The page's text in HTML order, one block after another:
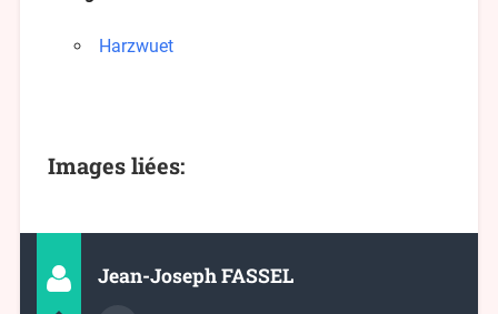
Harzwuet
Images liées:
Jean-Joseph FASSEL